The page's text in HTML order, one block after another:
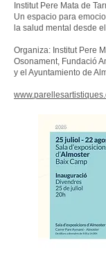
Institut Pere Mata de
Un espacio para
la salud mental desde
Organiza: Institut Pere
Osonament, Fundació
y el Ayuntamiento de